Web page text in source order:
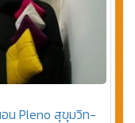
อน Pleno สุขุมวิท-